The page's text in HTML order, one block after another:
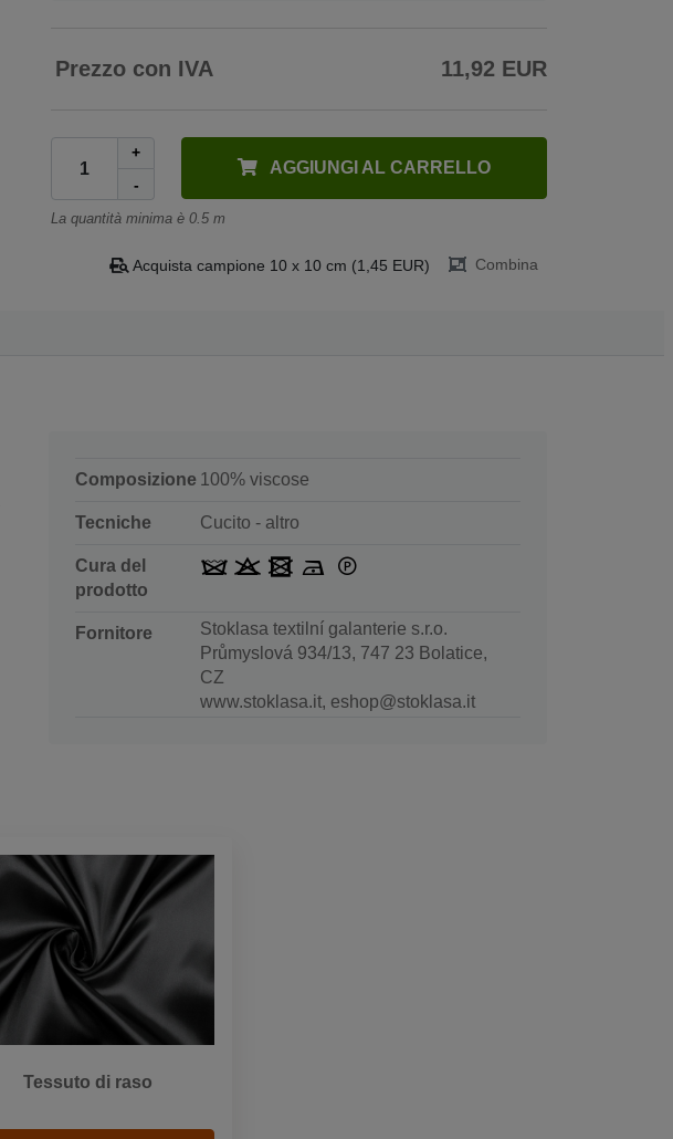
Prezzo con IVA 11,92 EUR
+
-
AGGIUNGI AL CARRELLO
La quantità minima è 0.5 m
Acquista campione 10 x 10 cm (1,45 EUR) Combina
Composizione 100% viscose
Tecniche Cucito - altro
Cura del
prodotto
Fornitore
Stoklasa textilní galanterie s.r.o.
Průmyslová 934/13, 747 23 Bolatice,
CZ
www.stoklasa.it, eshop@stoklasa.it
Tessuto di raso